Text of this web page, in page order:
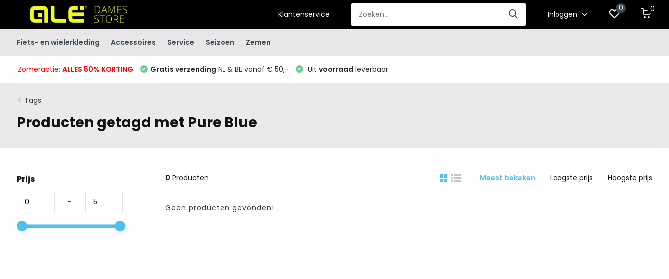
Klantenservice Inloggen
0 0
Fiets- en wielerkleding Accessoires Service Seizoen Zemen
Zomeractie: ALLES 50% KORTING Gratis verzending NL & BE vanaf € 50,- Uit voorraad leverbaar
Tags
Producten getagd met Pure Blue
Prijs
-
0 Producten Meest bekeken Laagste prijs Hoogste prijs
Geen producten gevonden!...